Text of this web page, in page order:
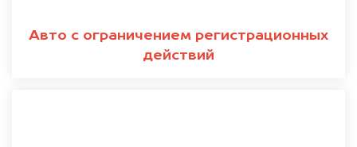
Авто с ограничением регистрационных
действий